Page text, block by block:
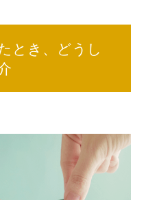
とき、どうし